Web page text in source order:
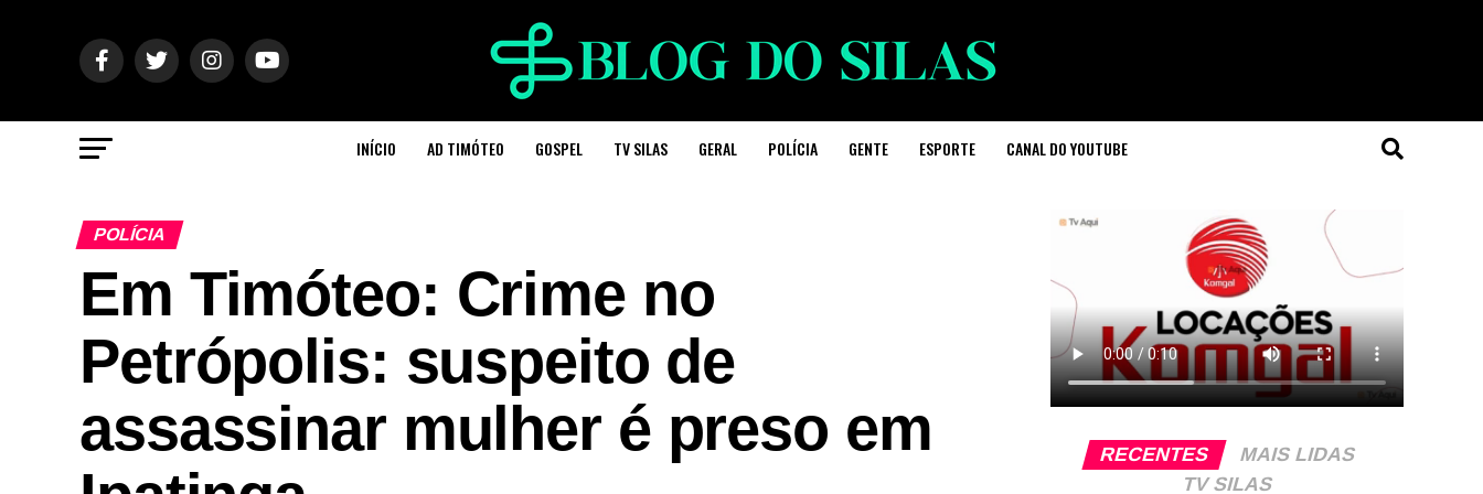
INÍCIO AD TIMÓTEO GOSPEL TV SILAS GERAL POLÍCIA GENTE ESPORTE CANAL DO YOUTUBE
POLÍCIA
Em Timóteo: Crime no
Petrópolis: suspeito de
assassinar mulher é preso em
RECENTES
MAIS LIDAS
TV SILAS